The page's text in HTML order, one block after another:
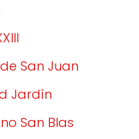
San Juan
Jardín
San Blas